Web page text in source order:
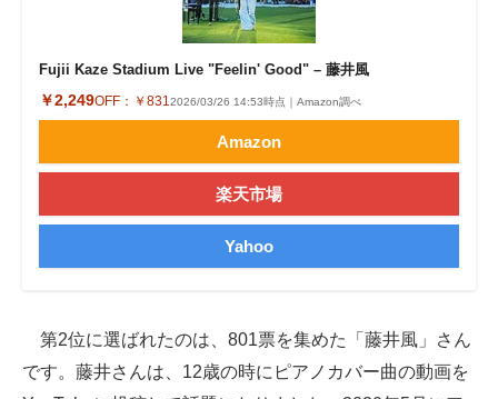
Fujii Kaze Stadium Live "Feelin' Good" – 藤井風
￥2,249OFF： ￥8312026/03/26 14:53時点｜Amazon調べ
Amazon
楽天市場
Yahoo
第2位に選ばれたのは、801票を集めた「藤井風」さん
です。藤井さんは、12歳の時にピアノカバー曲の動画を